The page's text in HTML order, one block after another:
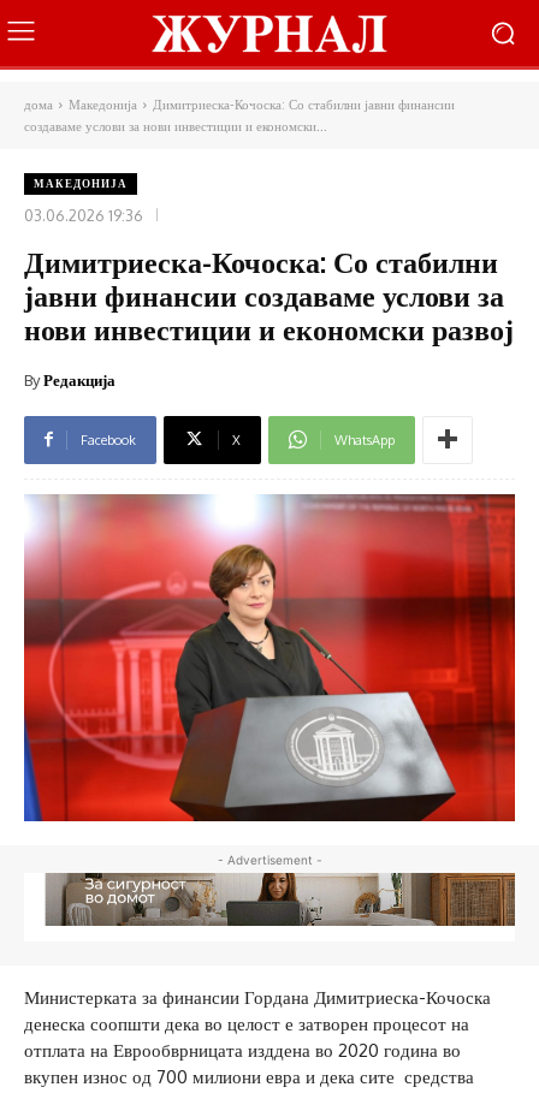
дома Македонија
Димитриеска-Кочоска: Со стабилни јавни финансии
создаваме услови за нови инвестиции и економски...
МАКЕДОНИЈА
03.06.2026 19:36
Димитриеска-Кочоска: Со стабилни
јавни финансии создаваме услови за
нови инвестиции и економски развој
ByРедакција
Facebook X WhatsApp
- Advertisement -
Министерката за финансии Гордана Димитриеска-Кочоска
денеска соопшти дека во целост е затворен процесот на
отплата на Еврообврницата изддена во 2020 година во
вкупен износ од 700 милиони евра и дека сите средства